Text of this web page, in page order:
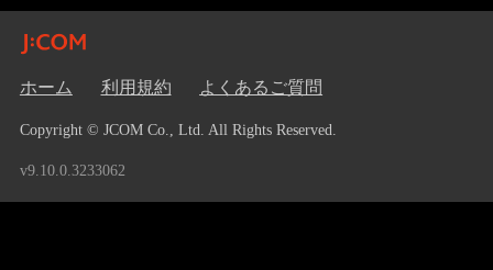
ホーム 利用規約 よくあるご質問
Copyright © JCOM Co., Ltd. All Rights Reserved.
v9.10.0.3233062